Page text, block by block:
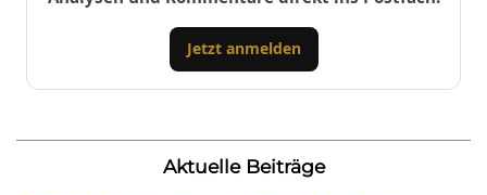
Jetzt anmelden
Aktuelle Beiträge